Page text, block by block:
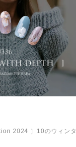
2024 ］10のウィンタ